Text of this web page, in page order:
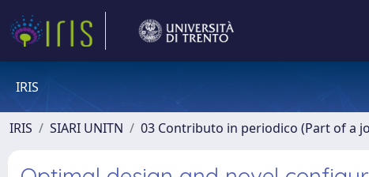
IRIS
IRIS SIARI UNITN 03 Contributo in periodico (Part of a